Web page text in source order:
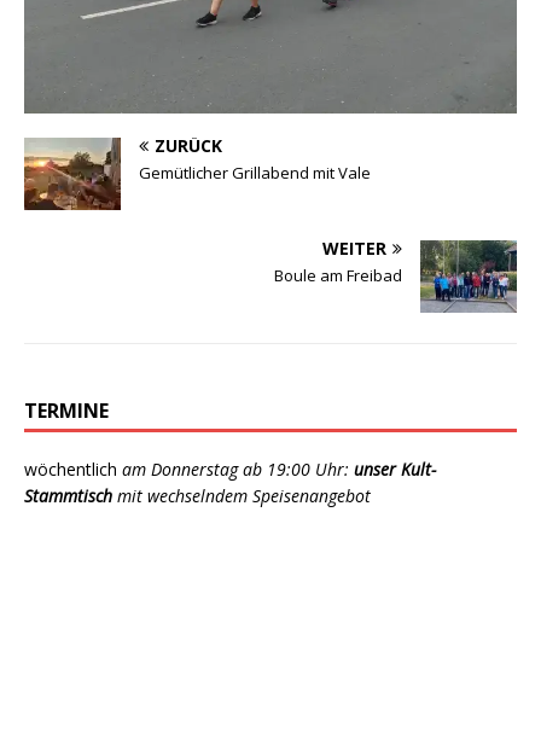
ZURÜCK
Gemütlicher Grillabend mit Vale
WEITER
Boule am Freibad
TERMINE
wöchentlich am Donnerstag ab 19:00 Uhr: unser Kult-
Stammtisch mit wechselndem Speisenangebot